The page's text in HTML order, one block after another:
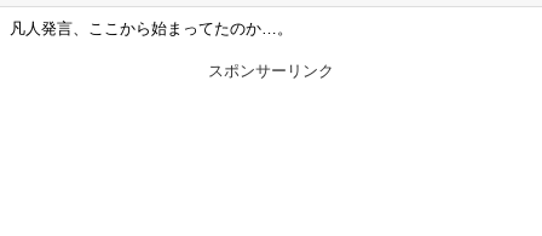
凡人発言、ここから始まってたのか…。
スポンサーリンク